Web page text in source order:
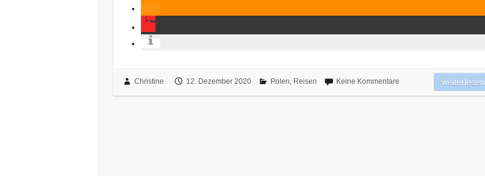
Christine 12. Dezember 2020 Polen, Reisen Keine Kommentare weiterlesen